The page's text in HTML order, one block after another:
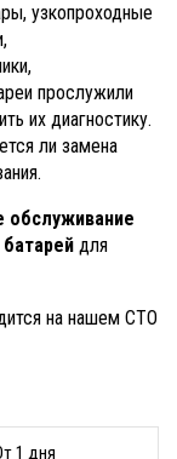
узкопроходные
прослужили
их диагностику.
ли замена
обслуживание
для
на нашем СТО
1 дня